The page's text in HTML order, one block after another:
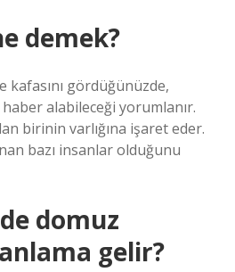
demek?
kafasını gördüğünüzde,
alabileceği yorumlanır.
birinin varlığına işaret eder.
bazı insanlar olduğunu
domuz
gelir?